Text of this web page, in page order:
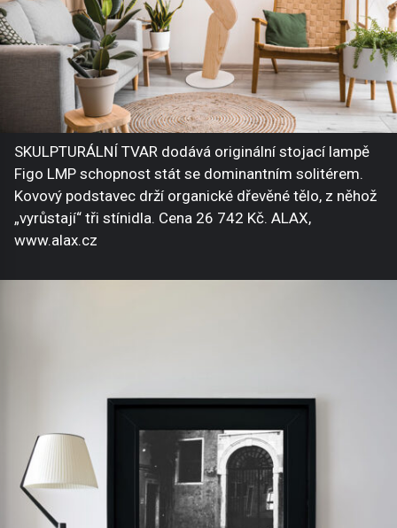
SKULPTURÁLNÍ TVAR dodává originální stojací lampě
Figo LMP schopnost stát se dominantním solitérem.
Kovový podstavec drží organické dřevěné tělo, z něhož
„vyrůstají“ tři stínidla. Cena 26 742 Kč. ALAX,
www.alax.cz